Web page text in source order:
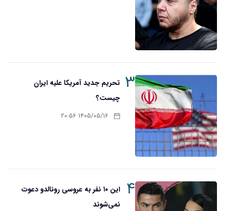
۳ تحریم‌ جدید آمریکا علیه ایران
چیست؟
۱۴۰۵/۰۵/۱۶ ۲۰:۵۶
۴
این ۱۰ نفر به عروسی رونالدو دعوت
نمی‌شوند